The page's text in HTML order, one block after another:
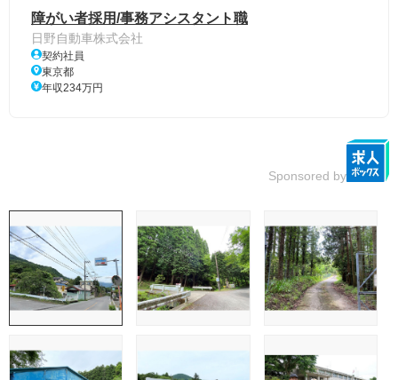
障がい者採用/事務アシスタント職
日野自動車株式会社
契約社員
東京都
年収234万円
Sponsored by